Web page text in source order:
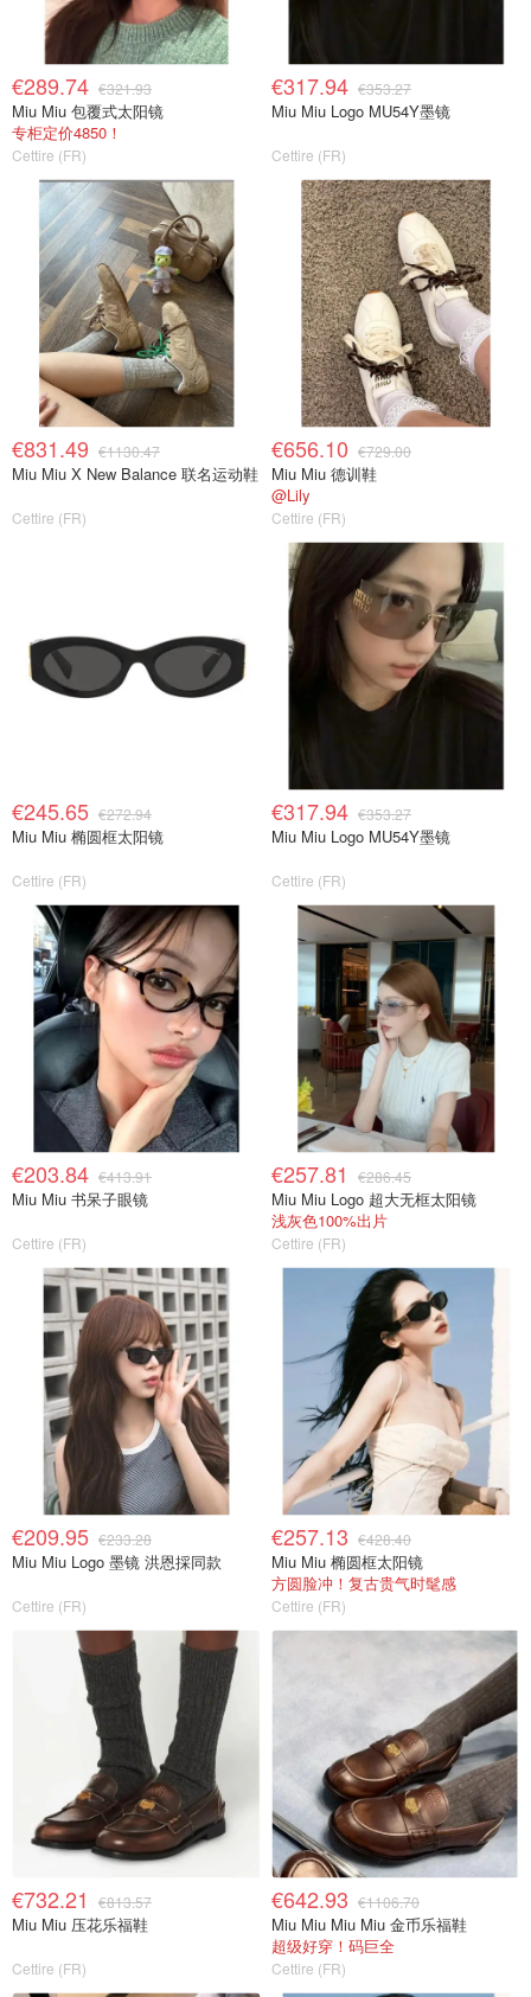
€289.74 €321.93
Miu Miu 包覆式太阳镜
专柜定价4850！
Cettire (FR)
€317.94 €353.27
Miu Miu Logo MU54Y墨镜
Cettire (FR)
€831.49 €1130.47
Miu Miu X New Balance 联名运动鞋
Cettire (FR)
€656.10 €729.00
Miu Miu 德训鞋
@Lily
Cettire (FR)
€245.65 €272.94
Miu Miu 椭圆框太阳镜
Cettire (FR)
€317.94 €353.27
Miu Miu Logo MU54Y墨镜
Cettire (FR)
€203.84 €413.91
Miu Miu 书呆子眼镜
Cettire (FR)
€257.81 €286.45
Miu Miu Logo 超大无框太阳镜
浅灰色100%出片
Cettire (FR)
€209.95 €233.28
Miu Miu Logo 墨镜 洪恩採同款
Cettire (FR)
€257.13 €428.40
Miu Miu 椭圆框太阳镜
方圆脸冲！复古贵气时髦感
Cettire (FR)
€732.21 €813.57
Miu Miu 压花乐福鞋
Cettire (FR)
€642.93 €1106.70
Miu Miu Miu Miu 金币乐福鞋
超级好穿！码巨全
Cettire (FR)